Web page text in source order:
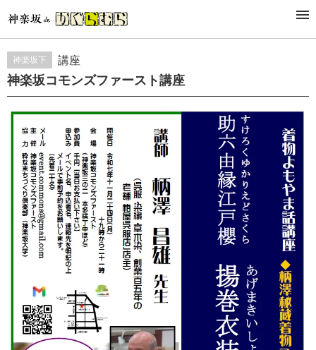
STUDY&LESSON 講座・稽古
神楽坂下 講座
神楽坂コモンズファースト講座